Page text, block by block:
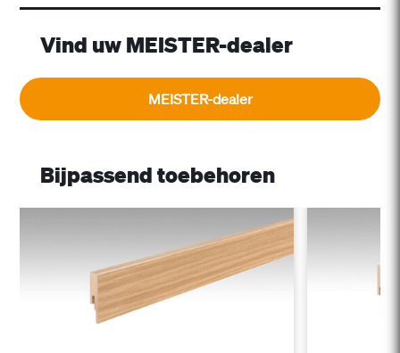
Vind uw MEISTER-dealer
MEISTER-dealer
Bijpassend toebehoren